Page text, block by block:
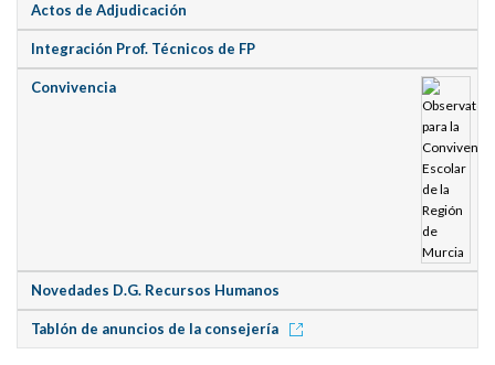
Actos de Adjudicación
Integración Prof. Técnicos de FP
Convivencia
Novedades D.G. Recursos Humanos
Tablón de anuncios de la consejería